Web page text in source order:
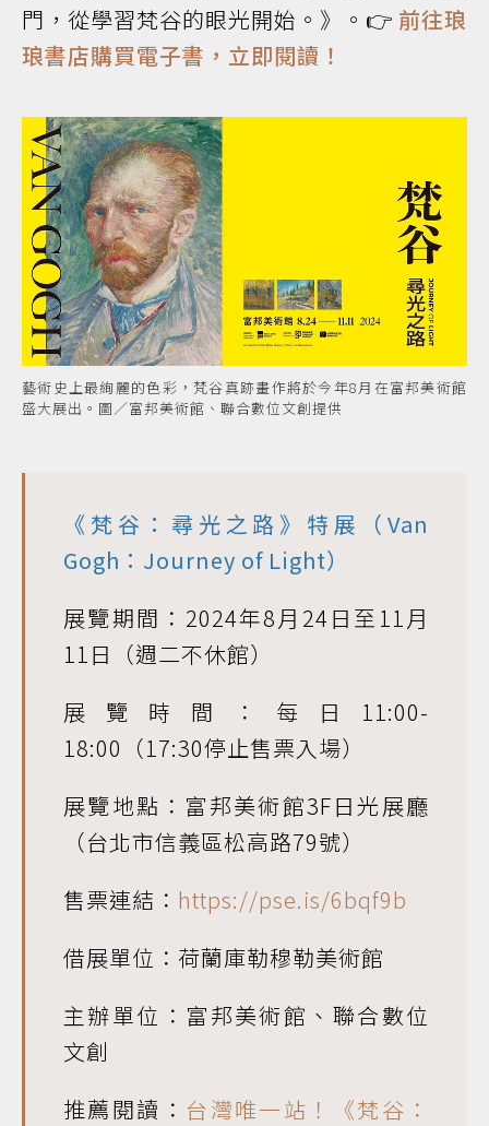
門，從學習梵谷的眼光開始。》。👉 前往琅
琅書店購買電子書，立即閱讀！
藝術史上最絢麗的色彩，梵谷真跡畫作將於今年8月在富邦美術館
盛大展出。圖／富邦美術館、聯合數位文創提供
《梵谷：尋光之路》特展（Van
Gogh：Journey of Light）
展覽期間：2024年8月24日至11月
11日（週二不休館）
展覽時間：每日11:00-
18:00（17:30停止售票入場）
展覽地點：富邦美術館3F日光展廳
（台北市信義區松高路79號）
售票連結： https://pse.is/6bqf9b
借展單位：荷蘭庫勒穆勒美術館
主辦單位：富邦美術館、聯合數位
文創
推薦閱讀： 台灣唯一站！《梵谷：